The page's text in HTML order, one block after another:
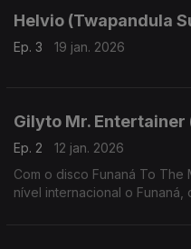
Helvio (Twapandula
Ep. 3 19 jan. 2026
Gilyto Mr. Entertainer
Ep. 2
12 jan. 2026
Com o disco Funaná To
nível internacional o Funaná,